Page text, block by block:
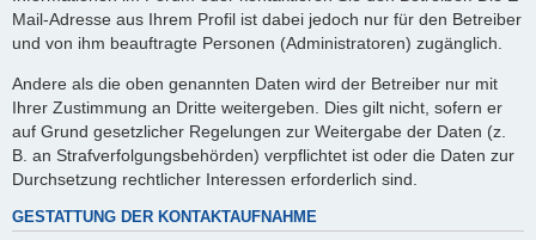
Mail-Adresse aus Ihrem Profil ist dabei jedoch nur für den Betreiber
und von ihm beauftragte Personen (Administratoren) zugänglich.
Andere als die oben genannten Daten wird der Betreiber nur mit
Ihrer Zustimmung an Dritte weitergeben. Dies gilt nicht, sofern er
auf Grund gesetzlicher Regelungen zur Weitergabe der Daten (z.
B. an Strafverfolgungsbehörden) verpflichtet ist oder die Daten zur
Durchsetzung rechtlicher Interessen erforderlich sind.
GESTATTUNG DER KONTAKTAUFNAHME